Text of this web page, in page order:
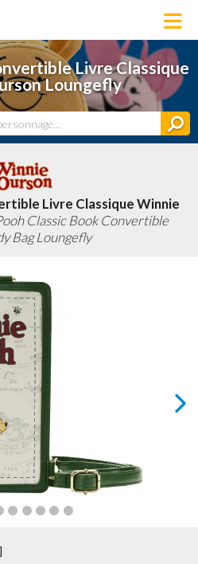
PLANS
AJOUTS
Livre Classique
Loungefly
Livre Classique Winnie
Classic Book Convertible
Bag Loungefly